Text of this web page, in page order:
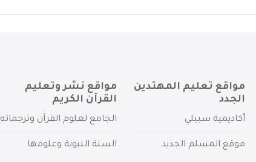
مواقع تعليم المهتدين
الجدد
أكاديمية سبيلي
موقع المسلم الجديد
مواقع نشر وتعليم
القرآن الكريم
الجامع لعلوم القرآن وترجماته
السنة النبوية وعلومها